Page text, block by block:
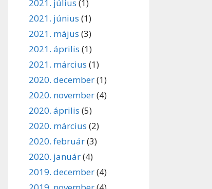
2021. július (1)
2021. június (1)
2021. május (3)
2021. április (1)
2021. március (1)
2020. december(1)
2020. november(4)
2020. április (5)
2020. március (2)
2020. február(3)
2020. január(4)
2019. december(4)